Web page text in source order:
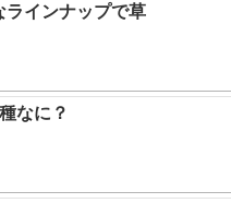
ラインナップで草
なに？